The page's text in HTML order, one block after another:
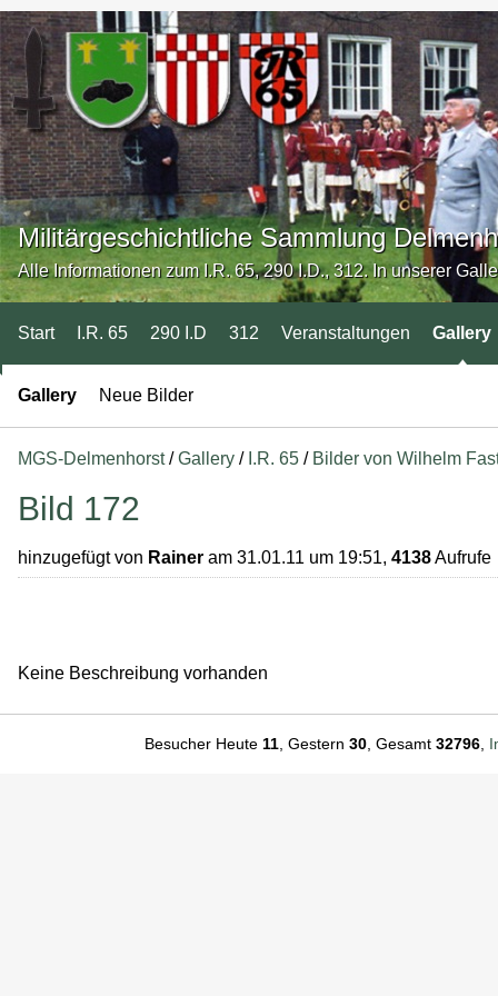
Militärgeschichtliche Sammlung
Alle Informationen zum I.R. 65, 290 I.D., 312. In unserer
Start I.R. 65 290 I.D 312 Veranstaltungen Gallery
Gallery Neue Bilder
MGS-Delmenhorst/Gallery / I.R. 65 / Bilder von Wilhelm
Bild 172
hinzugefügt von Rainer am 31.01.11 um 19:51, 4138Aufrufe
Keine Beschreibung vorhanden
Besucher Heute 11 , Gestern 30 , Gesamt 32796